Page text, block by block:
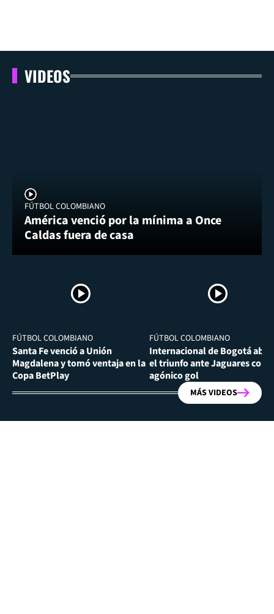
VIDEOS
FÚTBOL COLOMBIANO
América venció por la mínima a Once
Caldas fuera de casa
FÚTBOL COLOMBIANO
Santa Fe venció a Unión
Magdalena y tomó ventaja en la
Copa BetPlay
FÚTBOL COLOMBIANO
Internacional de Bogotá
el triunfo ante Jaguares con
agónico gol
MÁS VIDEOS